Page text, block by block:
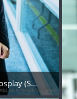
(Samstag) - 160